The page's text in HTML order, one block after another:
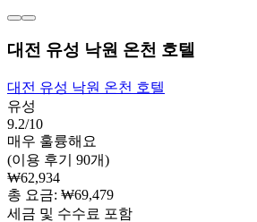
대전 유성 낙원 온천 호텔
대전 유성 낙원 온천 호텔
유성
9.2/10
매우 훌륭해요
(이용 후기 90개)
₩62,934
총 요금: ₩69,479
세금 및 수수료 포함